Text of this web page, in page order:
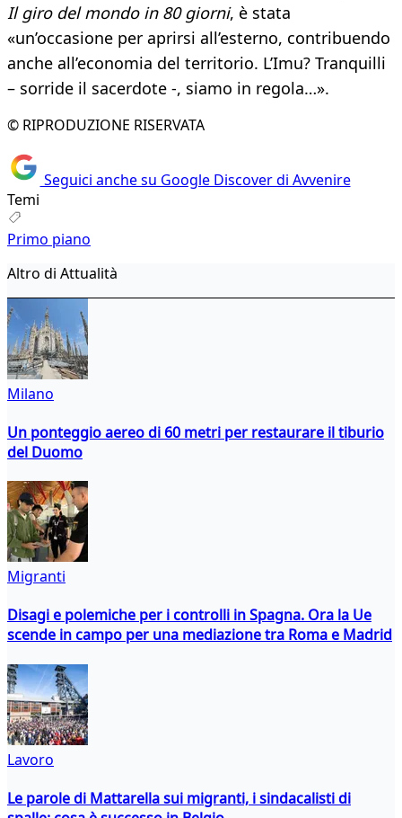
Il giro del mondo in 80 giorni, è stata
«un’occasione per aprirsi all’esterno, contribuendo
anche all’economia del territorio. L’Imu? Tranquilli
– sorride il sacerdote -, siamo in regola…».
© RIPRODUZIONE RISERVATA
Seguici anche su Google Discover di Avvenire
Temi
Primo piano
Altro di Attualità
Milano
Un ponteggio aereo di 60 metri per restaurare il tiburio
del Duomo
Migranti
Disagi e polemiche per i controlli in Spagna. Ora la Ue
scende in campo per una mediazione tra Roma e Madrid
Lavoro
Le parole di Mattarella sui migranti, i sindacalisti di